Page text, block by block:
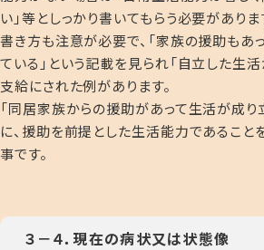
い」等としっかり書いてもらう必要がありま
書き方も注意が必要で、「家族の援助もあ
ている」という記載を見られ「自立した生
支給にされた例があります。
「同居家族からの援助があって生活が成り
に、援助を前提とした生活能力であること
事です。
３－４．現在の病状又は状態像